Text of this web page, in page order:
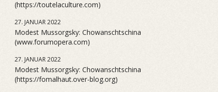
(https://toutelaculture.com)
27. JANUAR 2022
Modest Mussorgsky: Chowanschtschina
(www.forumopera.com)
27. JANUAR 2022
Modest Mussorgsky: Chowanschtschina
(https://fomalhaut.over-blog.org)